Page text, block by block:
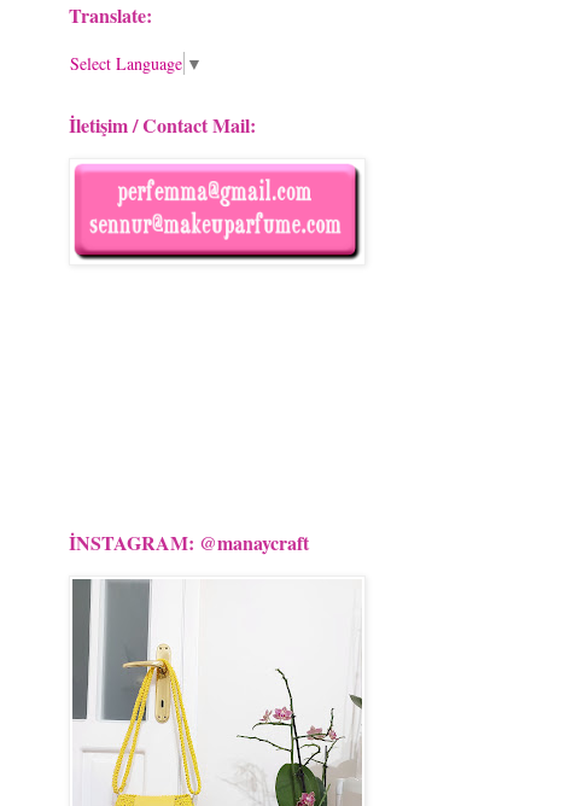
Translate:
Select Language ▼
İletişim / Contact Mail:
İNSTAGRAM: @manaycraft